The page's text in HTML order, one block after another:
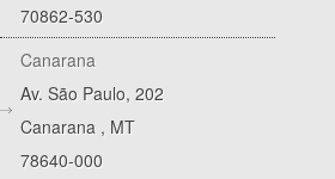
70862-530
Canarana
Av. São Paulo, 202
Canarana , MT
78640-000